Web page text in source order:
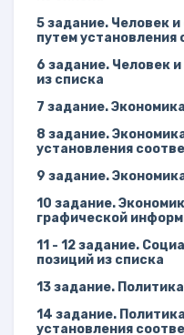
5 задание. Человек
путем установления
6 задание. Человек
из списка
7 задание.
8 задание.
установления
9 задание.
10 задание.
графической
11 - 12 задание.
позиций из списка
13 задание.
14 задание.
установления